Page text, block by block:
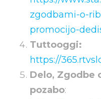
zgodbami-o-
promocijo-
Tuttooggi:
https://
Delo, Zgodbe
pozabo: